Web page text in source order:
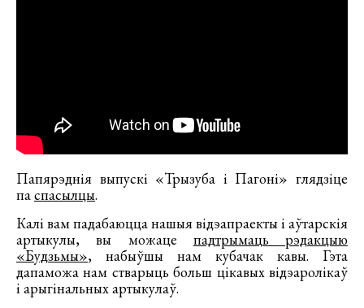
Папярэднія выпускі «Трызуба і Пагоні» глядзіце
паспасылцы.
Калі вам падабаюцца нашыя відэапраекты і аўтарскія
артыкулы, вы можаце падтрымаць рэдакцыю
«Будзьмы», набыўшы нам кубачак кавы. Гэта
дапаможа нам стварыць больш цікавых відэаролікаў
і арыгінальных артыкулаў.